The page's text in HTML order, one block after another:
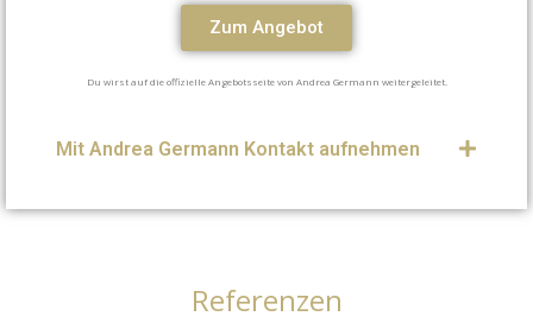
Zum Angebot
Du wirst auf die offizielle Angebotsseite von Andrea Germann weitergeleitet.
Mit Andrea Germann Kontakt aufnehmen
Referenzen